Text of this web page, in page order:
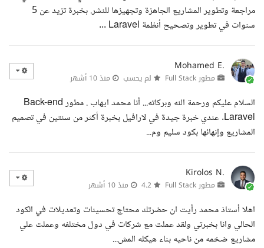
مراجعة وتطوير المشاريع الجاهزة وتجهيزها للنشر. بخبرة تزيد عن 5
سنوات في تطوير وتصحيح أنظمة Laravel ...
Mohamed E.
مطور Full Stack لم يحسب منذ 10 أشهر
السلام عليكم ورحمة الله وبركاته... أنا محمد ايهاب . مطور Back-end
Laravel. عندي خبرة جيدة في لارافيل بخبرة أكثر من سنتين في تصميم
المشاريع وإنهائها بكود سليم وم...
Kirolos N.
مطور Full Stack منذ 10 أشهر
اهلا أستاذ محمد رأيت ان حضرتك محتاج تحسينات وتعديلات في الكود
الحالي وانا بخبرتي ولقد عملت مع شركات في دول مختلفه وعملت علي
مشاريع ضخمه من ناحيه بناء هيكله المش...